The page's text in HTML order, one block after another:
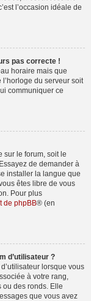
l’occasion idéale de
pas correcte !
horaire mais que
l’horloge du serveur soit
communiquer ce
sur le forum, soit le
de demander à
installer la langue que
êtes libre de vous
Pour plus
de phpBB® (en
d’utilisateur ?
lorsque vous
à votre rang,
ou des ronds. Elle
que vous avez